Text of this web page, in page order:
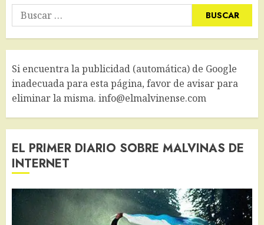
Buscar:
Si encuentra la publicidad (automática) de Google
inadecuada para esta página, favor de avisar para
eliminar la misma. info@elmalvinense.com
EL PRIMER DIARIO SOBRE MALVINAS DE
INTERNET